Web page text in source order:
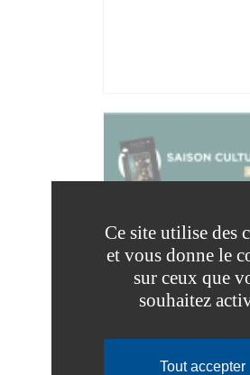
AGENDA
SPECTACLES
Ce site utilise des
et vous donne le
sur ceux que
souhaitez
Tout accepter